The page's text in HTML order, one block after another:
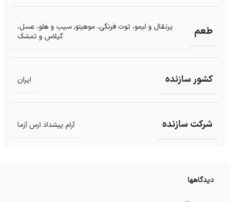
طعم پرتقال و لیمو، توت فرنگی، موهیتو,سیب و هلو، عسل،
گیلاس و تمشک
کشور سازنده ایران
شرکت سازنده آرام پیشداد ارس آزما
دیدگاهها